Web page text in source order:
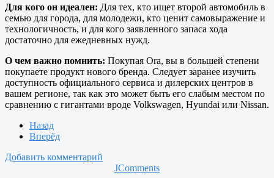
Для кого он идеален: Для тех, кто ищет второй автомобиль в
семью для города, для молодежи, кто ценит самовыражение и
технологичность, и для кого заявленного запаса хода
достаточно для ежедневных нужд.
О чем важно помнить: Покупая Ora, вы в большей степени
покупаете продукт нового бренда. Следует заранее изучить
доступность официального сервиса и дилерских центров в
вашем регионе, так как это может быть его слабым местом по
сравнению с гигантами вроде Volkswagen, Hyundai или Nissan.
Назад
Вперёд
Добавить комментарий
JComments